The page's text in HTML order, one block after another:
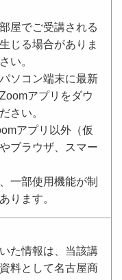
屋でご受講される
じる場合がありま
い。
ソコン端末に最新
アプリをダウ
さい。
アプリ以外（仮
ブラウザ、スマー
一部使用機能が制
ります。
た情報は、当該講
料として名古屋商